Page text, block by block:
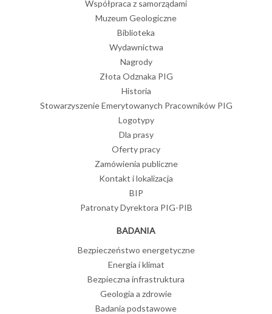
Współpraca z samorządami
Muzeum Geologiczne
Biblioteka
Wydawnictwa
Nagrody
Złota Odznaka PIG
Historia
Stowarzyszenie Emerytowanych Pracowników PIG
Logotypy
Dla prasy
Oferty pracy
Zamówienia publiczne
Kontakt i lokalizacja
BIP
Patronaty Dyrektora PIG-PIB
BADANIA
Bezpieczeństwo energetyczne
Energia i klimat
Bezpieczna infrastruktura
Geologia a zdrowie
Badania podstawowe